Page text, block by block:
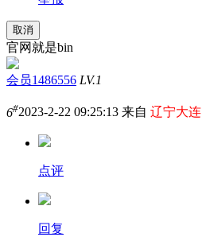
取消
官网就是bin
会员1486556 LV.1
6#2023-2-22 09:25:13 来自 辽宁大连
点评
回复